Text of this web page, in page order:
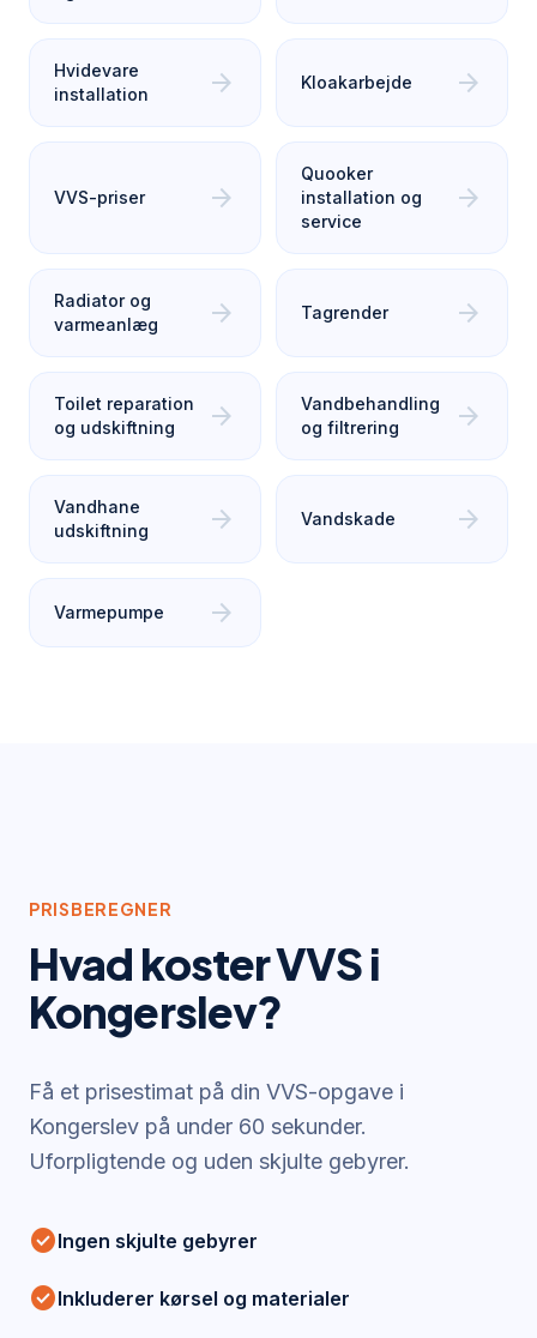
Hvidevare
installation
arrow_forward Kloakarbejde arrow_forward
VVS-priser arrow_forward
Quooker
installation og
service
arrow_forward
Radiator og
varmeanlæg
arrow_forward Tagrender arrow_forward
Toilet reparation
og udskiftning
arrow_forward
Vandbehandling
og filtrering
arrow_forward
Vandhane
udskiftning
arrow_forward Vandskade arrow_forward
Varmepumpe arrow_forward
PRISBEREGNER
Hvad koster VVS i
Kongerslev?
Få et prisestimat på din VVS-opgave i
Kongerslev på under 60 sekunder.
Uforpligtende og uden skjulte gebyrer.
check_circleIngen skjulte gebyrer
check_circleInkluderer kørsel og materialer